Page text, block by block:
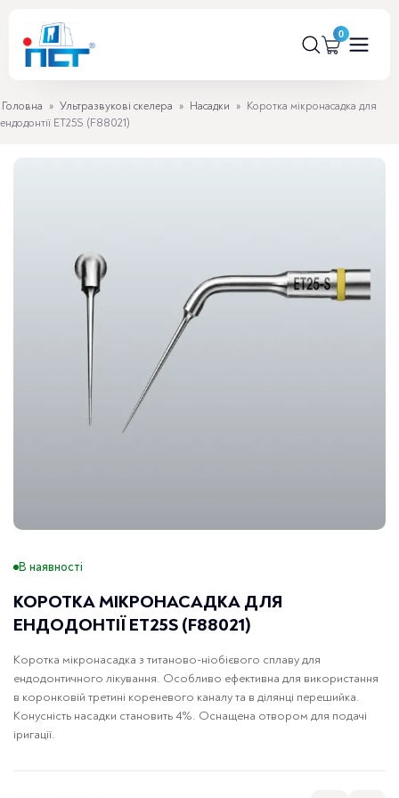
Головна » Ультразвукові скелера » Насадки » Коротка мікронасадка для
ендодонтії ET25S (F88021)
В наявності
КОРОТКА МІКРОНАСАДКА ДЛЯ
ЕНДОДОНТІЇ ET25S (F88021)
Коротка мікронасадка з титаново-ніобієвого сплаву для
ендодонтичного лікування. Особливо ефективна для використання
в коронковій третині кореневого каналу та в ділянці перешийка.
Конусність насадки становить 4%. Оснащена отвором для подачі
іригації.